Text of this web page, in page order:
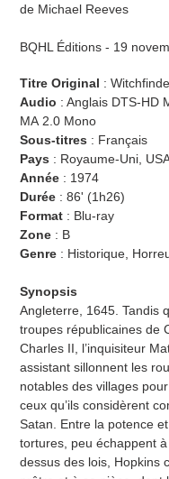
de Michael Reeves
BQHL Éditions - 19
Titre Original :
Audio : Anglais DTS-HD
MA 2.0 Mono
Sous-titres : Français
Pays : Royaume-Uni,
Année : 1974
Durée : 86' (1h26)
Format : Blu-ray
Zone : B
Genre : Historique,
Synopsis
Angleterre, 1645. Tandis
troupes républicaines de
Charles II, l’inquisiteur
assistant sillonnent les
notables des villages
ceux qu’ils considèrent
Satan. Entre la potence
tortures, peu échappent
dessus des lois, Hopkins